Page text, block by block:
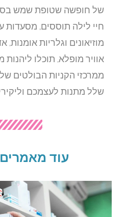
של חופשה שטופת שמש בסגנון
חיי לילה תוססים, מסעדות עם
מוזיאונים וגלריות אומנות,
אוויר מופלא, תוכלו ליהנות
ממרכזי הקניות הבולטים של
שלל מתנות לעצמכם וליקיריכם.
עוד מאמרים